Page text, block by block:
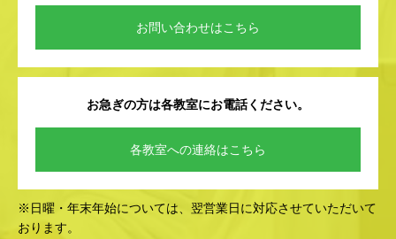
お問い合わせはこちら
お急ぎの方は各教室にお電話ください。
各教室への連絡はこちら
※日曜・年末年始については、翌営業日に対応させていただいて
おります。